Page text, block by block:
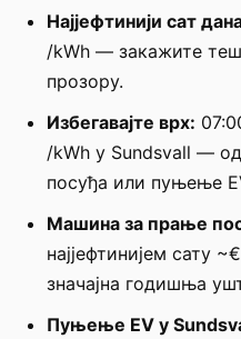
Најјефтинији сат
/kWh — закажите
прозору.
Избегавајте врх:
/kWh у Sundsvall —
посуђа или пуњење
Машина за прање
најјефтинијем сату
значајна годишња
Пуњење EV у